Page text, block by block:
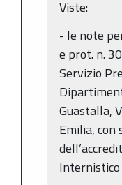
Viste:
- le note
e prot. n.
Servizio
Guastalla,
Emilia, con